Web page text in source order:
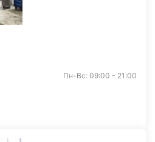
Пн-Вс: 09:00 - 21:00